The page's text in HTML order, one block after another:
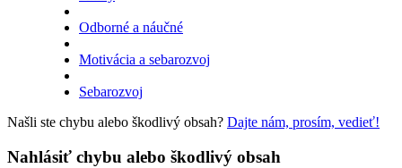
Odborné a náučné
Motivácia a sebarozvoj
Sebarozvoj
Našli ste chybu alebo škodlivý obsah? Dajte nám, prosím, vedieť!
Nahlásiť chybu alebo škodlivý obsah